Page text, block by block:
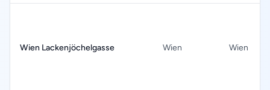
Wien Lackenjöchelgasse Wien Wien